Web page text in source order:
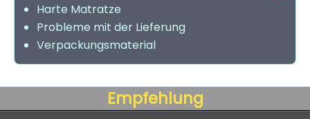
Harte Matratze
Probleme mit der Lieferung
Verpackungsmaterial
Empfehlung